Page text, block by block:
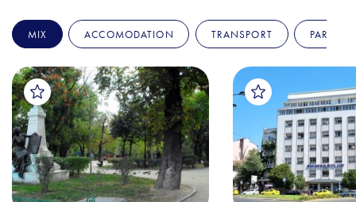
MIX ACCOMODATION TRANSPORT PARKS